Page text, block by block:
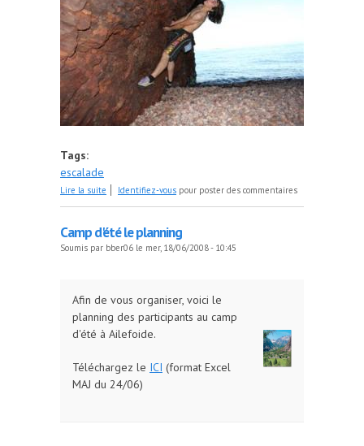
Tags:
escalade
Lire la suite de Premier Pique-nique a la pointe de l'Aiguille
Identifiez-vous pour poster des commentaires
Camp d'été le planning
Soumis par bber06 le mer, 18/06/2008 - 10:45
Afin de vous organiser, voici le
planning des participants au camp
d'été à Ailefoide.
Téléchargez le ICI (format Excel
MAJ du 24/06)